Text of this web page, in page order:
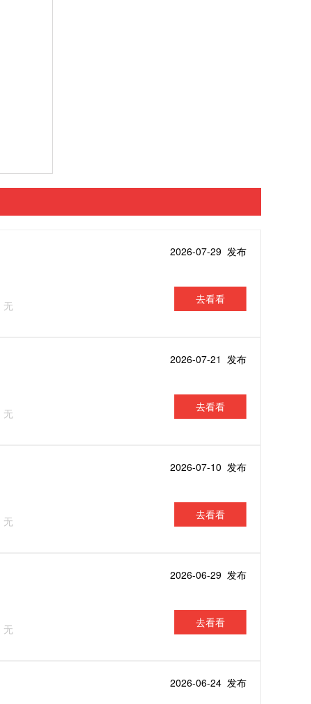
无
2026-07-29 发布
去看看
无
2026-07-21 发布
去看看
无
2026-07-10 发布
去看看
无
2026-06-29 发布
去看看
2026-06-24 发布